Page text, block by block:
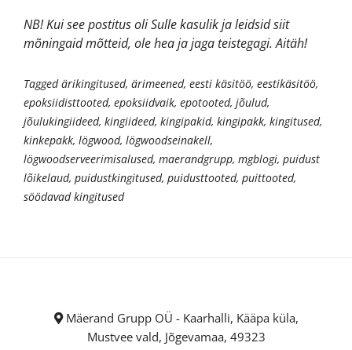
NB! Kui see postitus oli Sulle kasulik ja leidsid siit
mõningaid mõtteid, ole hea ja jaga teistegagi. Aitäh!
Taggedärikingitused, ärimeened, eesti käsitöö, eestikäsitöö,
epoksiidisttooted, epoksiidvaik, epotooted, jõulud,
jõulukingiideed, kingiideed, kingipakid, kingipakk, kingitused,
kinkepakk, lögwood, lögwoodseinakell,
lögwoodserveerimisalused, maerandgrupp, mgblogi, puidust
lõikelaud, puidustkingitused, puidusttooted, puittooted,
söödavad kingitused
Mäerand Grupp OÜ - Kaarhalli, Kääpa küla,
Mustvee vald, Jõgevamaa, 49323